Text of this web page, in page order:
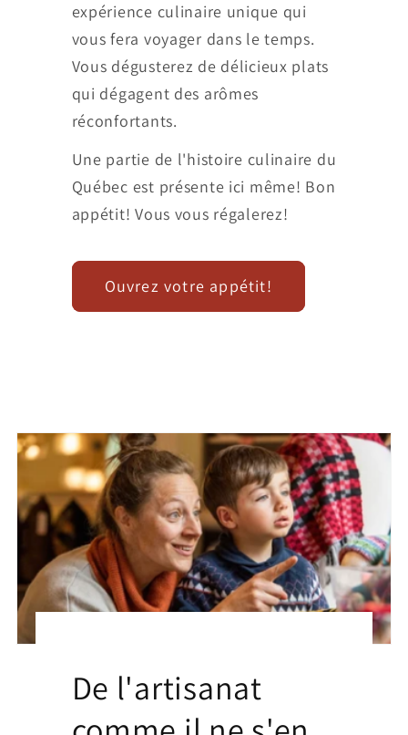
expérience culinaire unique qui
vous fera voyager dans le temps.
Vous dégusterez de délicieux plats
qui dégagent des arômes
réconfortants.
Une partie de l'histoire culinaire du
Québec est présente ici même! Bon
appétit! Vous vous régalerez!
Ouvrez votre appétit!
De l'artisanat